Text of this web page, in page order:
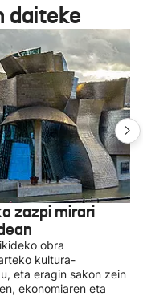
daiteke
zazpi mirari
obra
kultura-
eta eragin sakon zein
ekonomiaren eta